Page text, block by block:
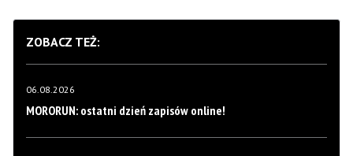
ZOBACZ TEŻ:
06.08.2026
MORORUN: ostatni dzień zapisów online!